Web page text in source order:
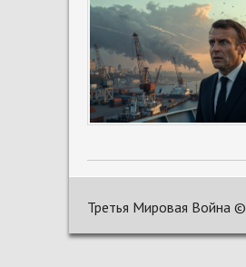
Третья Мировая Война ©